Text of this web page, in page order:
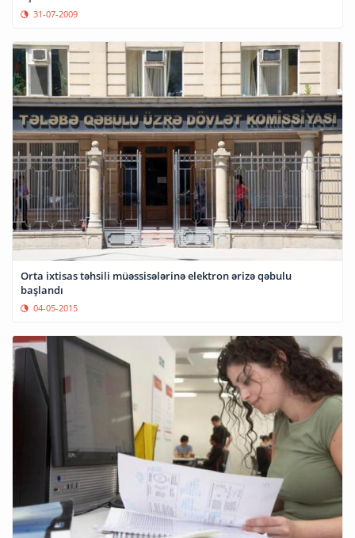
31-07-2009
Orta ixtisas təhsili müəssisələrinə elektron ərizə qəbulu
başlandı
04-05-2015